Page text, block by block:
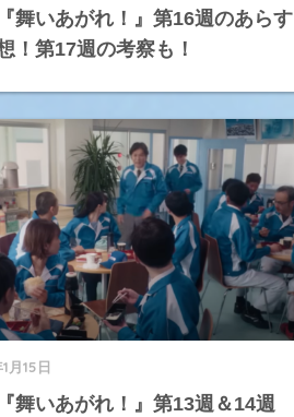
舞いあがれ！』第16週のあらす
！第17週の考察も！
月15日
舞いあがれ！』第13週＆14週